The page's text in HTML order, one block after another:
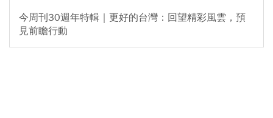
今周刊30週年特輯｜更好的台灣：回望精彩風雲，預
見前瞻行動